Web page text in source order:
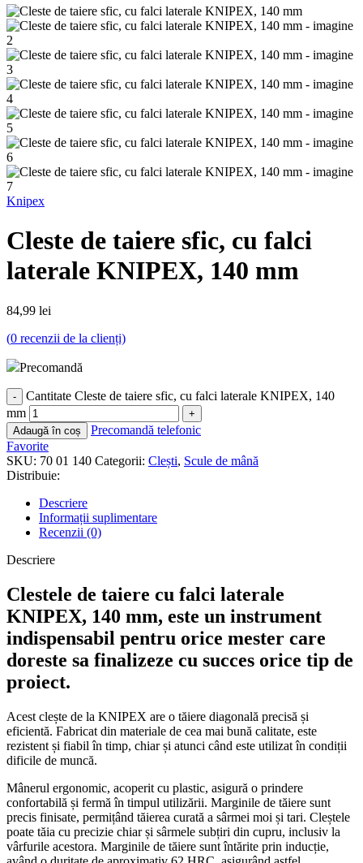
Knipex
Cleste de taiere sfic, cu falci
laterale KNIPEX, 140 mm
84,99 lei
(0 recenzii de la clienți)
Precomandă
Cantitate Cleste de taiere sfic, cu falci laterale KNIPEX, 140
mm
Adaugă în coș
Precomandă telefonic
Favorite
SKU: 70 01 140 Categorii: Clești, Scule de mână
Distribuie:
Descriere
Informații suplimentare
Recenzii (0)
Descriere
Clestele de taiere cu falci laterale
KNIPEX, 140 mm, este un instrument
indispensabil pentru orice mester care
doreste sa finalizeze cu succes orice tip de
proiect.
Acest clește de la KNIPEX are o tăiere diagonală precisă și
eficientă. Fabricat din materiale de cea mai bună calitate, este
rezistent și fiabil în timp, chiar și atunci când este utilizat în condiții
dificile de muncă.
Mânerul ergonomic, acoperit cu plastic, asigură o prindere
confortabilă și fermă în timpul utilizării. Marginile de tăiere sunt
precis finisate, permițând tăierea curată a sârmei moi și tari. Cleștele
poate tăia cu precizie chiar și sârmele subțiri din cupru, inclusiv la
vârfurile acestora. Marginile de tăiere sunt întărite prin inducție,